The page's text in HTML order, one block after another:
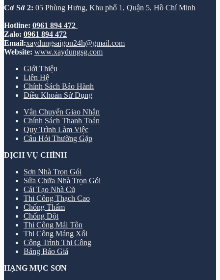
Cơ Sở 2: 05 Phùng Hưng, Khu phố 1, Quận 5, Hồ Chí Minh
Hotline: 0961 894 472
Zalo: 0961 894 472
Email:xaydungsaigon24h@gmail.com
Website: www.xaydungsg.com
Giới Thiệu
Liên Hệ
Chính Sách Bảo Hành
Điều Khoản Sử Dụng
Vận Chuyển Giao Nhận
Chính Sách Thanh Toán
Quy Trình Làm Việc
Câu Hỏi Thường Gặp
DỊCH VỤ CHÍNH
Sơn Nhà Trọn Gói
Sửa Chữa Nhà Trọn Gói
Cải Tạo Nhà Cũ
Thi Công Thạch Cao
Chống Thấm
Chống Dột
Thi Công Mái Tôn
Thi Công Máng Xối
Công Trình Thi Công
Bảng Báo Giá
HẠNG MỤC SƠN